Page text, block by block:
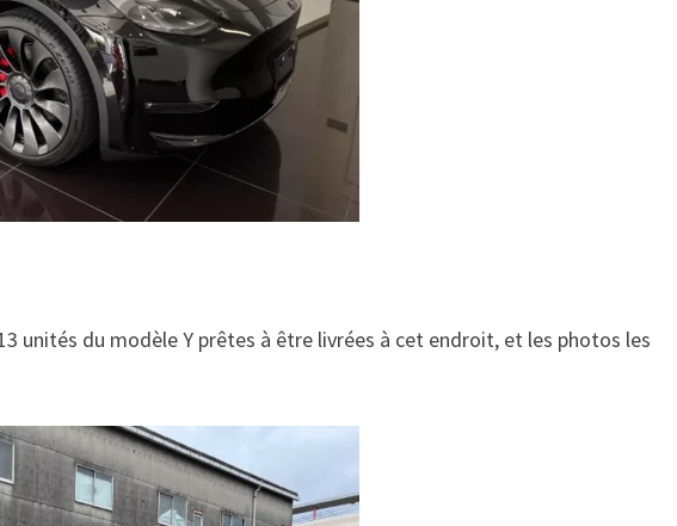
unités du modèle Y prêtes à être livrées à cet endroit, et les photos les